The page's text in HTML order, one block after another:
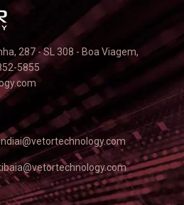
287 - SL 308 - Boa Viagem,
5855